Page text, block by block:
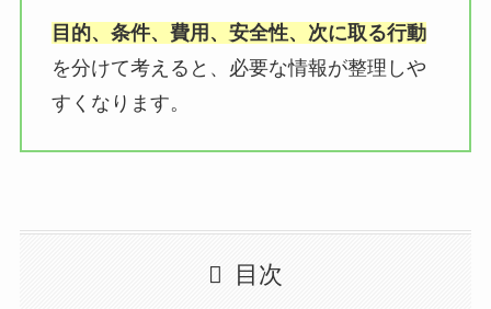
目的、条件、費用、安全性、次に取る行動
を分けて考えると、必要な情報が整理しや
すくなります。
目次